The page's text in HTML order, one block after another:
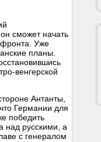
сможет начать
фронта. Уже
планы.
венгерской
Антанты,
Германии для
победить
над русскими, а
с генералом